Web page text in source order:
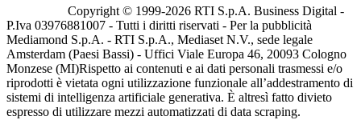
Copyright © 1999-2026 RTI S.p.A. Business Digital -
P.Iva 03976881007 - Tutti i diritti riservati - Per la pubblicità
Mediamond S.p.A. - RTI S.p.A., Mediaset N.V., sede legale
Amsterdam (Paesi Bassi) - Uffici Viale Europa 46, 20093 Cologno
Monzese (MI)Rispetto ai contenuti e ai dati personali trasmessi e/o
riprodotti è vietata ogni utilizzazione funzionale all’addestramento di
sistemi di intelligenza artificiale generativa. È altresì fatto divieto
espresso di utilizzare mezzi automatizzati di data scraping.